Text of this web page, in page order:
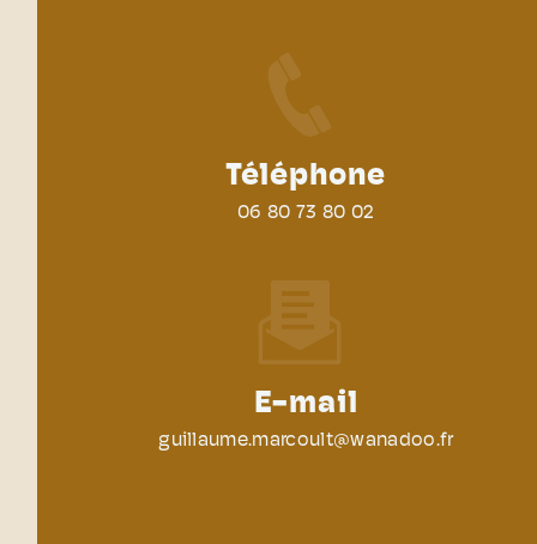
Téléphone
06 80 73 80 02
E-mail
guillaume.marcoult@wanadoo.fr